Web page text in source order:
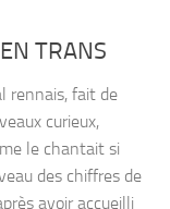
TRANS
rennais, fait de
curieux,
le chantait si
des chiffres de
avoir accueilli